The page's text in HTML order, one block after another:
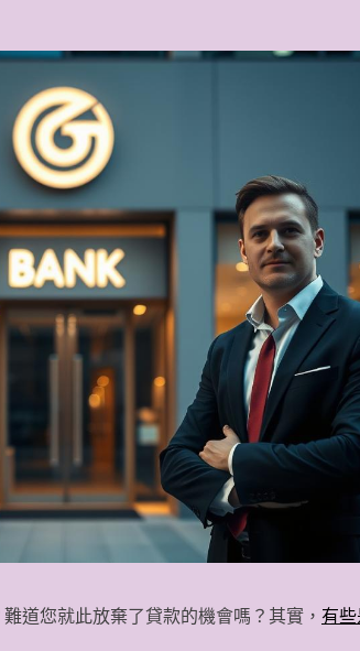
道您就此放棄了貸款的機會嗎？其實， 有